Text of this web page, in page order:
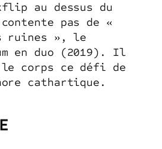
au dessus du
pas de «
ruines », le
en duo (2019). Il
corps ce défi de
cathartique.